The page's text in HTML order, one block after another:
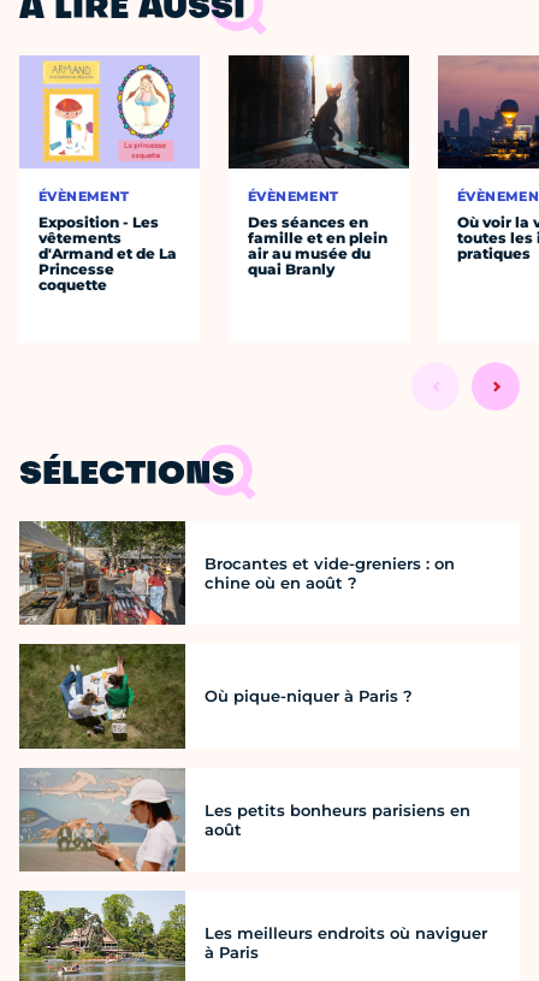
À LIRE AUSSI
ÉVÈNEMENT
Exposition - Les
vêtements
d'Armand et de La
Princesse
coquette
ÉVÈNEMENT
Des séances en
famille et en plein
air au musée du
quai Branly
Où voir la
toutes les
pratiques
SÉLECTIONS
Brocantes et vide-greniers : on
chine où en août ?
Où pique-niquer à Paris ?
Les petits bonheurs parisiens en
août
Les meilleurs endroits où naviguer
à Paris